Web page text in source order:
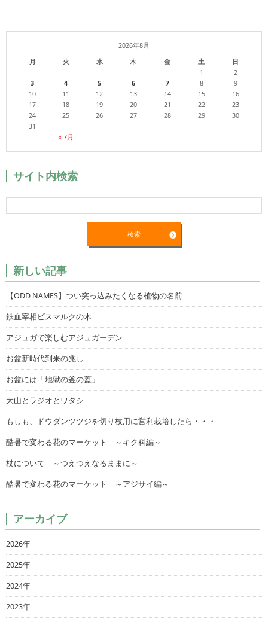
2026年8月
月
火 水 木 金 土 日
« 7月
1
2
3
4 5 6 7 8
9
10
11 12 13 14 15
16
17
18 19 20 21 22
23
24
25 26 27 28 29
30
31
サイト内検索
新しい記事
【ODD NAMES】つい突っ込みたくなる植物の名前
鉄血宰相ビスマルクの木
アジュガで楽しむアジュガーデン
お盆新時代到来の兆し
お盆には「地獄の釜の蓋」
大山とラジオとワタシ
もしも、ドウダンツツジを切り枝用に営利栽培したら・・・
酷暑で変わる花のマーケット ～キク科編～
杖について ～つえつえなるままに～
酷暑で変わる花のマーケット ～アジサイ編～
アーカイブ
2026年
2025年
2024年
2023年